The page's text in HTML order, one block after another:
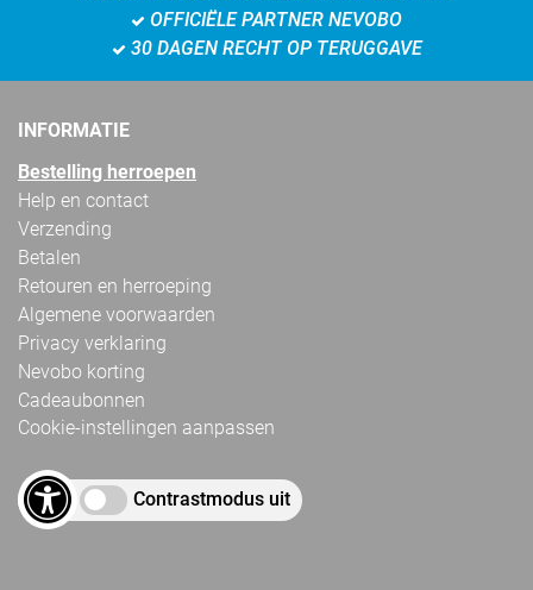
OFFICIËLE PARTNER NEVOBO
30 DAGEN RECHT OP TERUGGAVE
INFORMATIE
Bestelling herroepen
Help en contact
Verzending
Betalen
Retouren en herroeping
Algemene voorwaarden
Privacy verklaring
Nevobo korting
Cadeaubonnen
Cookie-instellingen aanpassen
Contrastmodus uit